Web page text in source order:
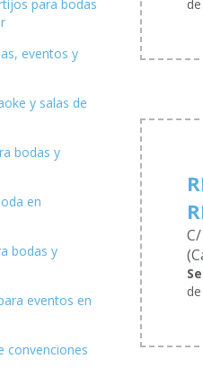
para bodas
eventos y
y salas de
bodas y
en
bodas y
eventos en
convenciones